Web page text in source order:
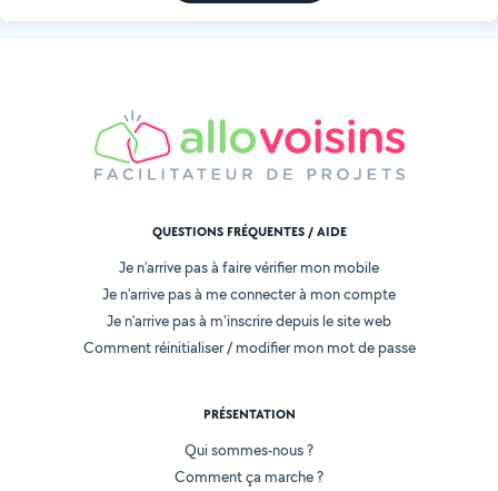
QUESTIONS FRÉQUENTES / AIDE
Je n'arrive pas à faire vérifier mon mobile
Je n'arrive pas à me connecter à mon compte
Je n'arrive pas à m'inscrire depuis le site web
Comment réinitialiser / modifier mon mot de passe
PRÉSENTATION
Qui sommes-nous ?
Comment ça marche ?